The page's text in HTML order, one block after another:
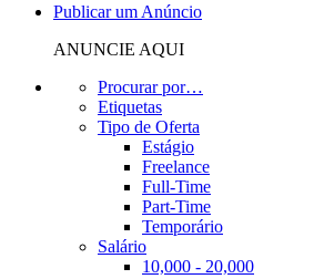
Publicar um Anúncio
ANUNCIE AQUI
Procurar por…
Etiquetas
Tipo de Oferta
Estágio
Freelance
Full-Time
Part-Time
Temporário
Salário
10,000 - 20,000